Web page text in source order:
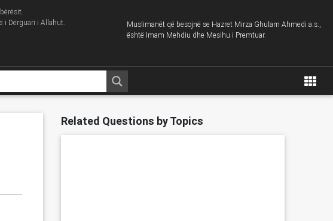
i Dërguari i Allahut.
Muslimanët që besojnë se Hazret Mirza Ghulam Ahmedi a.s.,
është Imam Mehdiu dhe Mesihu i Premtuar.
Related Questions by Topics